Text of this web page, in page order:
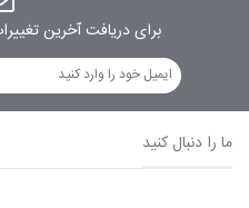
برای دریافت آخرین
ما را دنبال کنید